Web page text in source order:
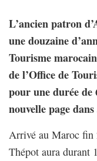
L’ancien patron
une douzaine
Tourisme
de l’Office de
pour une durée
nouvelle page
Arrivé au Maroc
Thépot aura durant